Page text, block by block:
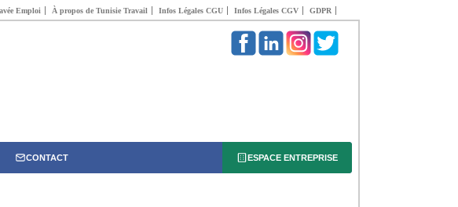
Emploi À propos de Tunisie Travail Infos Légales CGU Infos Légales CGV GDPR
CONTACT ESPACE ENTREPRISE